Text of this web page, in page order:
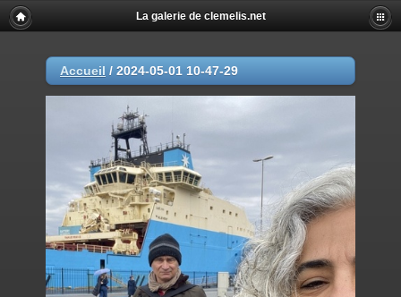
La galerie de clemelis.net
Accueil / 2024-05-01 10-47-29